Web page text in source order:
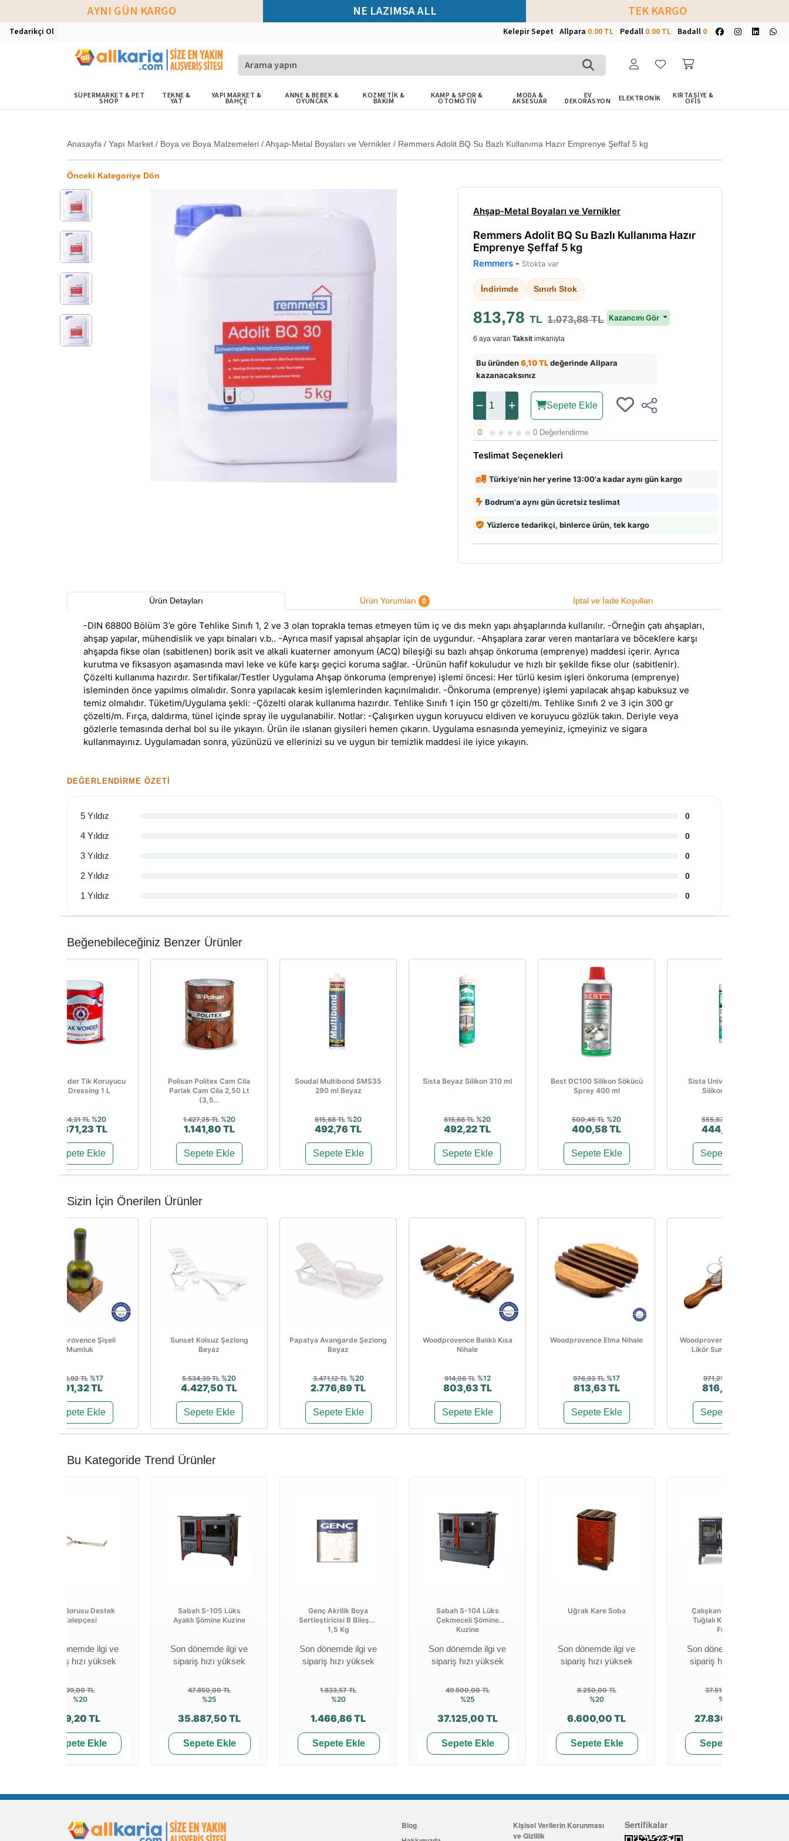
AYNI GÜN KARGO NE LAZIMSA ALL TEK KARGO
Tedarikçi Ol Kelepir Sepet Allpara 0.00 TL Pedall 0.00 TL Badall 0
SÜPERMARKET & PET
SHOP
TEKNE &
YAT
YAPI MARKET &
BAHÇE
ANNE & BEBEK &
OYUNCAK
KOZMETİK &
BAKIM
KAMP & SPOR &
OTOMOTİV
MODA &
AKSESUAR
EV
DEKORASYON ELEKTRONİK KIRTASİYE &
OFİS
Anasayfa / Yapı Market / Boya ve Boya Malzemeleri /Ahşap-Metal Boyaları ve Vernikler / Remmers Adolit BQ Su Bazlı Kullanıma Hazır Emprenye Şeffaf 5 kg
Önceki Kategoriye Dön
Ahşap-Metal Boyaları ve Vernikler
Remmers Adolit BQ Su Bazlı Kullanıma Hazır
Emprenye Şeffaf 5 kg
Remmers - Stokta var
İndirimde Sınırlı Stok
813,78 TL 1.073,88 TL Kazancını Gör
6 aya varan Taksit imkanıyla
Bu üründen6,10 TLdeğerinde Allpara
kazanacaksınız
Sepete Ekle
0 0 Değerlendirme
Teslimat Seçenekleri
Türkiye'nin her yerine 13:00'a kadar aynı gün kargo
Bodrum'a aynı gün ücretsiz teslimat
Yüzlerce tedarikçi, binlerce ürün, tek kargo
Ürün Detayları Ürün Yorumları 0 İptal ve İade Koşulları
-DIN 68800 Bölüm 3’e göre Tehlike Sınıfı 1, 2 ve 3 olan toprakla temas etmeyen tüm iç ve dıs mekn yapı ahşaplarında kullanılır. -Örneğin çatı ahşapları,
ahşap yapılar, mühendislik ve yapı binaları v.b.. -Ayrıca masif yapısal ahşaplar için de uygundur. -Ahşaplara zarar veren mantarlara ve böceklere karşı
ahşapda fikse olan (sabitlenen) borik asit ve alkali kuaterner amonyum (ACQ) bileşiği su bazlı ahşap önkoruma (emprenye) maddesi içerir. Ayrıca
kurutma ve fiksasyon aşamasında mavi leke ve küfe karşı geçici koruma sağlar. -Ürünün hafif kokuludur ve hızlı bir şekilde fikse olur (sabitlenir).
Çözelti kullanıma hazırdır. Sertifikalar/Testler Uygulama Ahşap önkoruma (emprenye) işlemi öncesi: Her türlü kesim işleri önkoruma (emprenye)
isleminden önce yapılmıs olmalıdır. Sonra yapılacak kesim işlemlerinden kaçınılmalıdır. -Önkoruma (emprenye) işlemi yapılacak ahşap kabuksuz ve
temiz olmalıdır. Tüketim/Uygulama şekli: -Çözelti olarak kullanıma hazırdır. Tehlike Sınıfı 1 için 150 gr çözelti/m. Tehlike Sınıfı 2 ve 3 için 300 gr
çözelti/m. Fırça, daldırma, tünel içinde spray ile uygulanabilir. Notlar: -Çalışırken uygun koruyucu eldiven ve koruyucu gözlük takın. Deriyle veya
gözlerle temasında derhal bol su ile yıkayın. Ürün ile ıslanan giysileri hemen çıkarın. Uygulama esnasında yemeyiniz, içmeyiniz ve sigara
kullanmayınız. Uygulamadan sonra, yüzünüzü ve ellerinizi su ve uygun bir temizlik maddesi ile iyice yıkayın.
DEĞERLENDIRME ÖZETI
5 Yıldız 0
4 Yıldız 0
3 Yıldız 0
2 Yıldız 0
1 Yıldız 0
Beğenebileceğiniz Benzer Ürünler
Teak Wonder Tik Koruyucu
Teak Dressing 1 L
5.464,31 TL %20
4.371,23 TL
Sepete Ekle
Polisan Politex Cam Cila
Parlak Cam Cila 2,50 Lt
(3,5...
1.427,25 TL %20
1.141,80 TL
Sepete Ekle
Soudal Multibond SMS35
290 ml Beyaz
615,68 TL %20
492,76 TL
Sepete Ekle
Sista Beyaz Silikon 310 ml
615,68 TL %20
492,22 TL
Sepete Ekle
Best DC100 Silikon Sökücü
Sprey 400 ml
500,45 TL %20
400,58 TL
Sepete Ekle
Sista Universal Şeffaf
Silikon 310 ml
555,87 TL
444,48 TL
Sepete Ekle
Sizin İçin Önerilen Ürünler
Woodprovence Şişeli
Mumluk
588,92 TL %17
491,32 TL
Sepete Ekle
Sunset Kolsuz Şezlong
Beyaz
5.534,39 TL %20
4.427,50 TL
Sepete Ekle
Papatya Avangarde Şezlong
Beyaz
3.471,12 TL %20
2.776,89 TL
Sepete Ekle
Woodprovence Balıklı Kısa
Nihale
914,08 TL %12
803,63 TL
Sepete Ekle
Woodprovence Elma Nihale
976,93 TL %17
813,63 TL
Sepete Ekle
Woodprovence 6'lı Shot Ve
Likör Sunum Tablası
971,21 TL
816,49 TL
Sepete Ekle
Bu Kategoride Trend Ürünler
Soba Borusu Destek
Kelepçesi
Son dönemde ilgi ve
sipariş hızı yüksek
99,00 TL
%20
79,20 TL
Sepete Ekle
Sabah S-105 Lüks
Ayaklı Şömine Kuzine
Son dönemde ilgi ve
sipariş hızı yüksek
47.850,00 TL
%25
35.887,50 TL
Sepete Ekle
Genç Akrilik Boya
Sertleştiricisi B Bileşen
1,5 Kg
Son dönemde ilgi ve
sipariş hızı yüksek
1.833,57 TL
%20
1.466,86 TL
Sepete Ekle
Sabah S-104 Lüks
Çekmeceli Şömine
Kuzine
Son dönemde ilgi ve
sipariş hızı yüksek
49.500,00 TL
%25
37.125,00 TL
Sepete Ekle
Uğrak Kare Soba
Son dönemde ilgi ve
sipariş hızı yüksek
8.250,00 TL
%20
6.600,00 TL
Sepete Ekle
Çalışkan 214 Gurme
Tuğlalı Kuzine Soba
Fırınlı
Son dönemde ilgi ve
sipariş hızı yüksek
37.510,00 TL
%26
27.830,00 TL
Sepete Ekle
Blog
Kişisel Verilerin Korunması
ve Gizlilik
Sertifikalar